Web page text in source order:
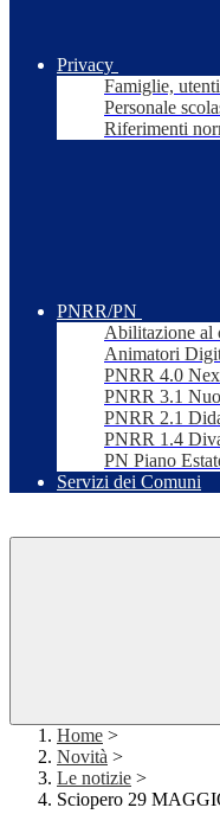
Privacy
Famiglie,
Personale
Riferimenti
PNRR/PN
Abilitazione al
Animatori
PNRR 4.0
PNRR 3.1
PNRR 2.1
PNRR 1.4
PN Piano
Servizi dei Comuni
Home >
Novità >
Le notizie >
Sciopero 29